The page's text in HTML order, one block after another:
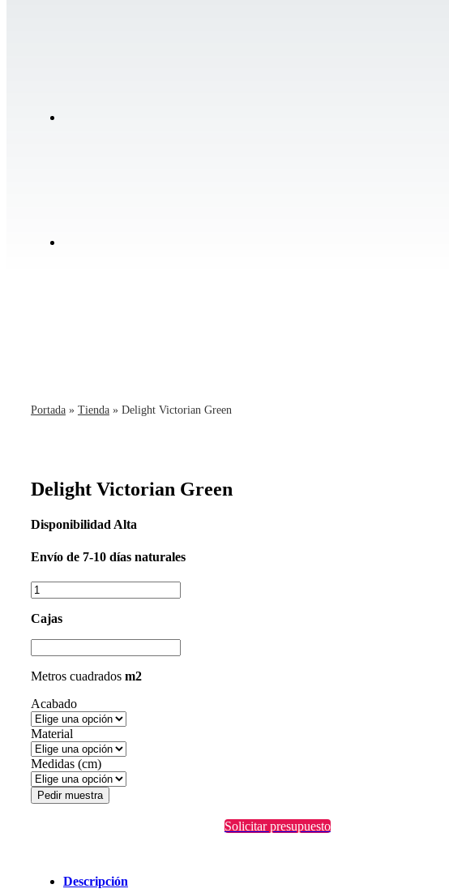
Portada» Tienda» Delight Victorian Green
Delight Victorian Green
Disponibilidad Alta
Envío de 7-10 días naturales
Cajas
Metros cuadrados m2
Acabado
Material
Medidas (cm)
Pedir muestra
Solicitar presupuesto
Descripción